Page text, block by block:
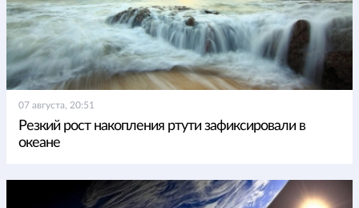
07 августа, 20:51
Резкий рост накопления ртути зафиксировали в
океане